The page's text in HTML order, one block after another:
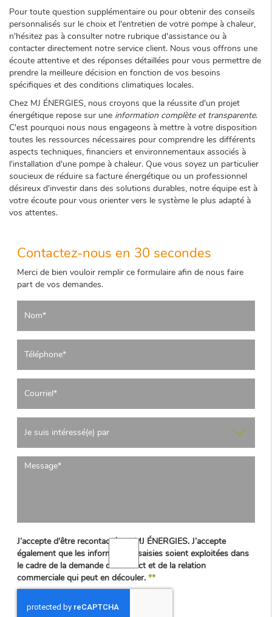
Pour toute question supplémentaire ou pour obtenir des conseils
personnalisés sur le choix et l'entretien de votre pompe à chaleur,
n'hésitez pas à consulter notre rubrique d'assistance ou à
contacter directement notre service client. Nous vous offrons une
écoute attentive et des réponses détaillées pour vous permettre de
prendre la meilleure décision en fonction de vos besoins
spécifiques et des conditions climatiques locales.
Chez MJ ÉNERGIES, nous croyons que la réussite d'un projet
énergétique repose sur une information complète et transparente.
C'est pourquoi nous nous engageons à mettre à votre disposition
toutes les ressources nécessaires pour comprendre les différents
aspects techniques, financiers et environnementaux associés à
l'installation d'une pompe à chaleur. Que vous soyez un particulier
soucieux de réduire sa facture énergétique ou un professionnel
désireux d'investir dans des solutions durables, notre équipe est à
votre écoute pour vous orienter vers le système le plus adapté à
vos attentes.
Contactez-nous en 30 secondes
Merci de bien vouloir remplir ce formulaire afin de nous faire
part de vos demandes.
J’accepte d'être recontacté par MJ ÉNERGIES. J’accepte
également que les informations saisies soient exploitées dans
le cadre de la demande de contact et de la relation
commerciale qui peut en découler. **